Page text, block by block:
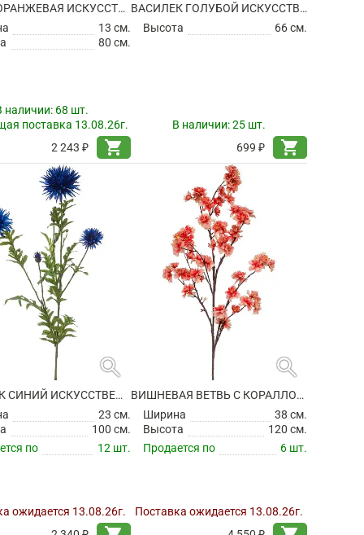
ВАНДА ОРАНЖЕВАЯ ИСКУССТВЕННАЯ
13 см.
80 см.
наличии: 68 шт.
поставка 13.08.26г.
2 243 ₽
shopping_cart
ВАСИЛЕК ГОЛУБОЙ ИСКУССТВЕННЫЙ
Высота
66 см.
В наличии:25 шт.
699 ₽
shopping_cart
search
ВАСИЛЕК СИНИЙ ИСКУССТВЕННЫЙ
23 см.
100 см.
по
12 шт.
ожидается 13.08.26г.
search
ВИШНЕВАЯ ВЕТВЬ С КОРАЛЛОВЫМИ ЦВЕТАМИ ИСКУССТВЕННАЯ
Ширина
38 см.
Высота
120 см.
Продается по
6 шт.
Поставка ожидается 13.08.26г.